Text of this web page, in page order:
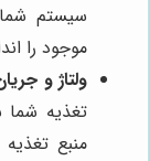
سیستم
موجود را
ولتاژ و
تغذیه شما
منبع